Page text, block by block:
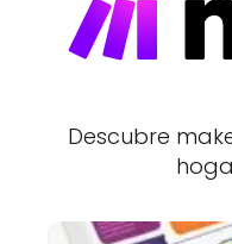
Descubre